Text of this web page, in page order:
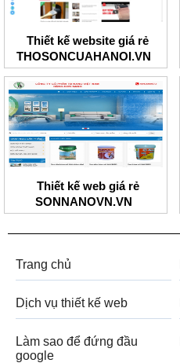
Thiết kế website giá rẻ
THOSONCUAHANOI.VN
Thiết kế web giá rẻ
SONNANOVN.VN
Trang chủ
Dịch vụ thiết kế web
Làm sao để đứng đầu
google